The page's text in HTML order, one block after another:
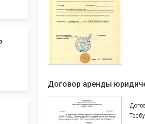
Договор аренды